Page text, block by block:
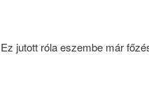
Ez jutott róla eszembe már